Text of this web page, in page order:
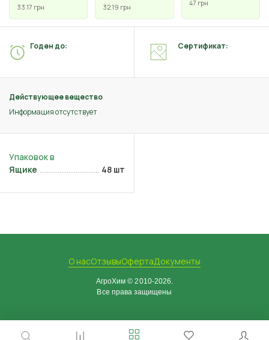
33.17 грн
32.19 грн
47 грн
Действующее вещество
Информация отсутствует
Годен до: Сертификат:
Ящике 48 шт
О насОтзывыОфертаДокументы
АгроХим © 2010-2026.
Все права защищены